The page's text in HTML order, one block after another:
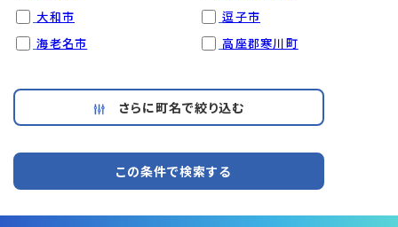
大和市
逗子市
海老名市
高座郡寒川町
さらに町名で絞り込む
この条件で検索する